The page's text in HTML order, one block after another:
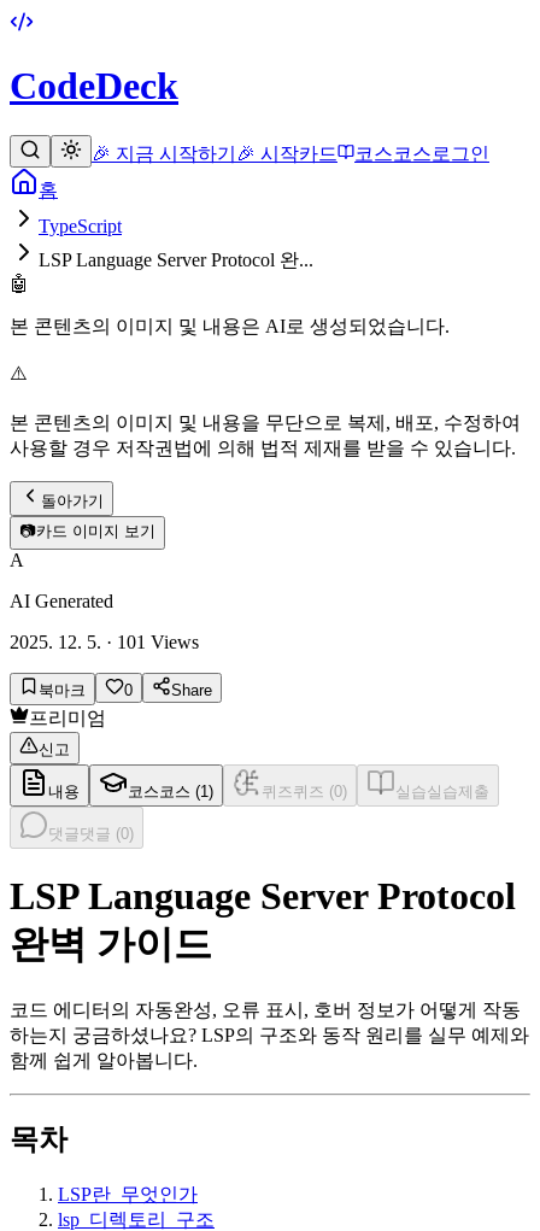
CodeDeck
🎉 지금 시작하기 🎉 시작카드 코스코스로그인
홈
TypeScript
LSP Language Server Protocol 완...
🤖
본 콘텐츠의 이미지 및 내용은 AI로 생성되었습니다.
⚠️
본 콘텐츠의 이미지 및 내용을 무단으로 복제, 배포, 수정하여
사용할 경우 저작권법에 의해 법적 제재를 받을 수 있습니다.
돌아가기
📷카드 이미지 보기
A
AI Generated
2025. 12. 5. · 101 Views
북마크 0 Share
프리미엄
신고
내용 코스 코스 (1 ) 퀴즈퀴즈 (0) 실습실습제출
댓글댓글 (0)
LSP Language Server Protocol
완벽 가이드
코드 에디터의 자동완성, 오류 표시, 호버 정보가 어떻게 작동
하는지 궁금하셨나요? LSP의 구조와 동작 원리를 실무 예제와
함께 쉽게 알아봅니다.
목차
LSP란_무엇인가
lsp_디렉토리_구조